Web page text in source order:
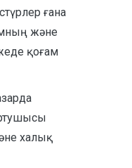
ғана
және
қоғам
халық